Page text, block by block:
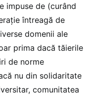
impuse de (curând
întreagă de
domenii ale
prima dacă tăierile
de norme
nu din solidaritate
comunitatea